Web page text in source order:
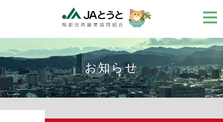
メ
ニ
お知らせ